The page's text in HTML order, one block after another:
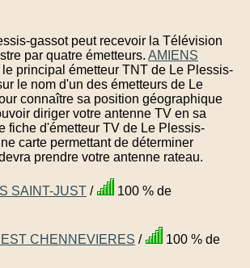
gassot peut recevoir la Télévision
par quatre émetteurs. AMIENS
le principal émetteur TNT de Le Plessis-
le nom d'un des émetteurs de Le
connaître sa position géographique
diriger votre antenne TV en sa
fiche d'émetteur TV de Le Plessis-
carte permettant de déterminer
prendre votre antenne rateau.
SAINT-JUST /
100 % de
CHENNEVIERES /
100 % de